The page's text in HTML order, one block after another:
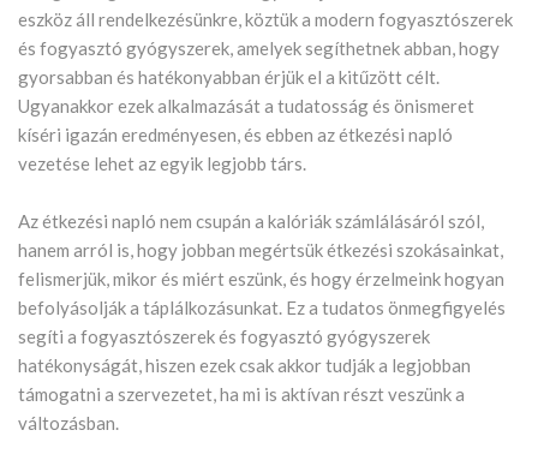
eszköz áll rendelkezésünkre, köztük a modern fogyasztószerek
és fogyasztó gyógyszerek, amelyek segíthetnek abban, hogy
gyorsabban és hatékonyabban érjük el a kitűzött célt.
Ugyanakkor ezek alkalmazását a tudatosság és önismeret
kíséri igazán eredményesen, és ebben az étkezési napló
vezetése lehet az egyik legjobb társ.
Az étkezési napló nem csupán a kalóriák számlálásáról szól,
hanem arról is, hogy jobban megértsük étkezési szokásainkat,
felismerjük, mikor és miért eszünk, és hogy érzelmeink hogyan
befolyásolják a táplálkozásunkat. Ez a tudatos önmegfigyelés
segíti a fogyasztószerek és fogyasztó gyógyszerek
hatékonyságát, hiszen ezek csak akkor tudják a legjobban
támogatni a szervezetet, ha mi is aktívan részt veszünk a
változásban.